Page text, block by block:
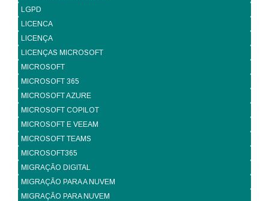
LGPD
LICENCA
LICENÇA
LICENÇAS MICROSOFT
MICROSOFT
MICROSOFT 365
MICROSOFT AZURE
MICROSOFT COPILOT
MICROSOFT E VEEAM
MICROSOFT TEAMS
MICROSOFT365
MIGRAÇÃO DIGITAL
MIGRAÇÃO PARA A NUVEM
MIGRAÇÃO PARA NUVEM